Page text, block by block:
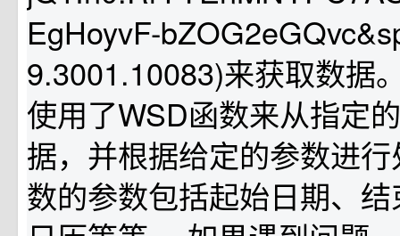
EgHoyvF-
9.3001.10083)来获取数据
使用了WSD函数来从指定
据，并根据给定的参数进
数的参数包括起始日期、